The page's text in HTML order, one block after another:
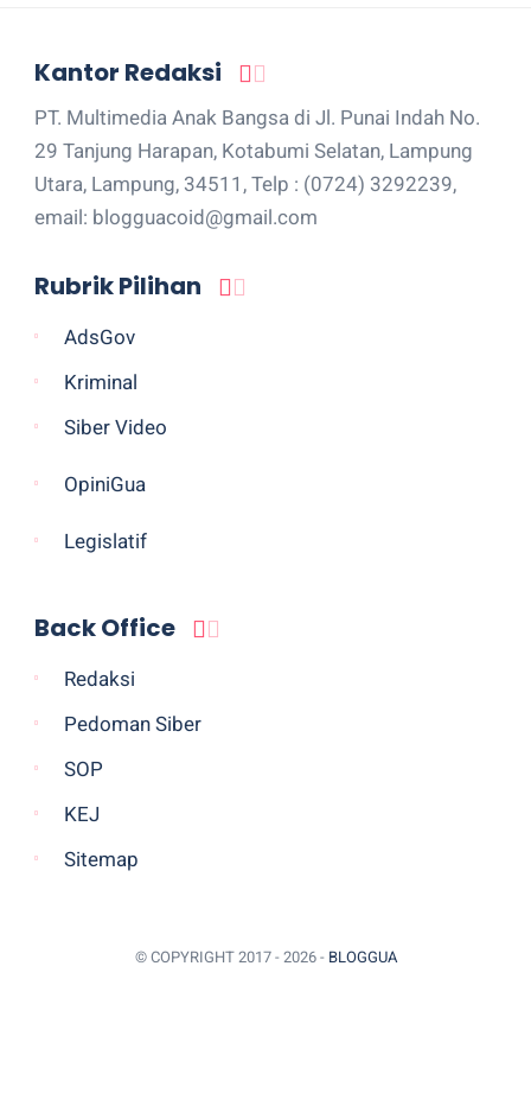
Kantor Redaksi
PT. Multimedia Anak Bangsa di Jl. Punai Indah No.
29 Tanjung Harapan, Kotabumi Selatan, Lampung
Utara, Lampung, 34511, Telp : (0724) 3292239,
email: blogguacoid@gmail.com
Rubrik Pilihan
AdsGov
Kriminal
Siber Video
OpiniGua
Legislatif
Back Office
Redaksi
Pedoman Siber
SOP
KEJ
Sitemap
© COPYRIGHT 2017 - 2026 - BLOGGUA